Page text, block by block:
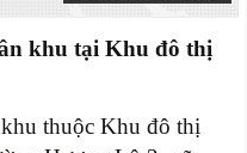
khu tại Khu đô thị
thuộc Khu đô thị